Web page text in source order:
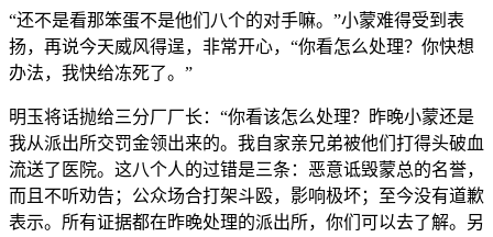
“还不是看那笨蛋不是他们八个的对手嘛。”小蒙难得受到表
扬，再说今天威风得逞，非常开心，“你看怎么处理？你快想
办法，我快给冻死了。”
明玉将话抛给三分厂厂长：“你看该怎么处理？昨晚小蒙还是
我从派出所交罚金领出来的。我自家亲兄弟被他们打得头破血
流送了医院。这八个人的过错是三条：恶意诋毁蒙总的名誉，
而且不听劝告；公众场合打架斗殴，影响极坏；至今没有道歉
表示。所有证据都在昨晚处理的派出所，你们可以去了解。另